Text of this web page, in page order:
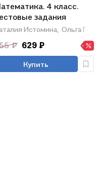
4 класс.
задания
Истомина, Ольга
₽ 629 ₽
Купить